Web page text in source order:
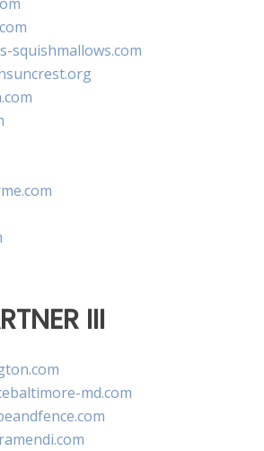
squishmallows.com
III
md.com